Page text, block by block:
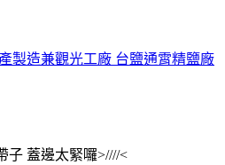
製造兼觀光工廠 台鹽通霄精鹽廠
子 蓋邊太緊囉>////<